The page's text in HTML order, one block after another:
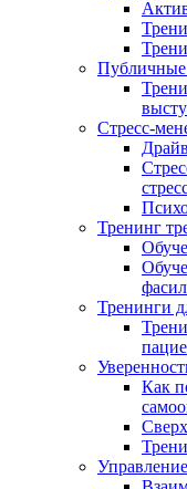
Публичные
Стресс-
Тренинг
Тренинги
Как